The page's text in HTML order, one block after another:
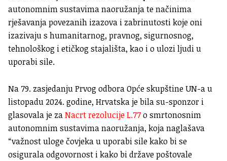
autonomnim sustavima naoružanja te načinima
rješavanja povezanih izazova i zabrinutosti koje oni
izazivaju s humanitarnog, pravnog, sigurnosnog,
tehnološkog i etičkog stajališta, kao i o ulozi ljudi u
uporabi sile.
Na 79. zasjedanju Prvog odbora Opće skupštine UN-a u
listopadu 2024. godine, Hrvatska je bila su-sponzor i
glasovala je zaNacrt rezolucije L.77o smrtonosnim
autonomnim sustavima naoružanja, koja naglašava
“važnost uloge čovjeka u uporabi sile kako bi se
osigurala odgovornost i kako bi države poštovale